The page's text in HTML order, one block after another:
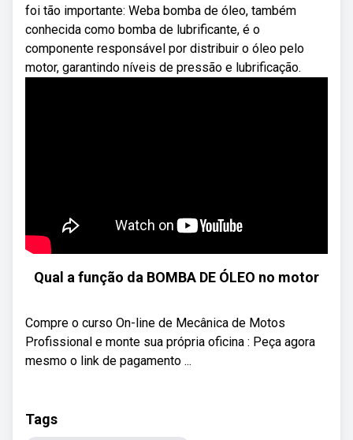
foi tão importante: Weba bomba de óleo, também
conhecida como bomba de lubrificante, é o
componente responsável por distribuir o óleo pelo
motor, garantindo níveis de pressão e lubrificação.
Qual a função da BOMBA DE ÓLEO no motor
Compre o curso On-line de Mecânica de Motos
Profissional e monte sua própria oficina : Peça agora
mesmo o link de pagamento ...
Tags